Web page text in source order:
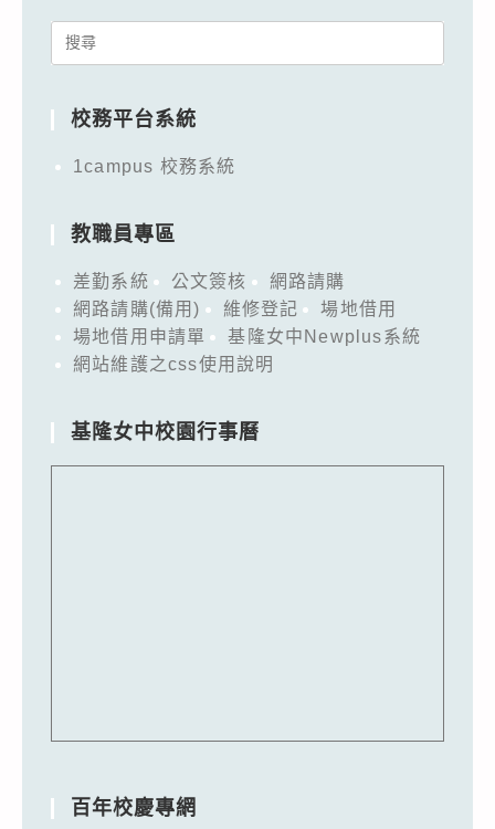
Search
校務平台系統
1campus 校務系統
教職員專區
差勤系統 公文簽核
網路請購
網路請購(備用)
維修登記
場地借用
場地借用申請單
基隆女中Newplus系統
網站維護之css使用說明
基隆女中校園行事曆
百年校慶專網